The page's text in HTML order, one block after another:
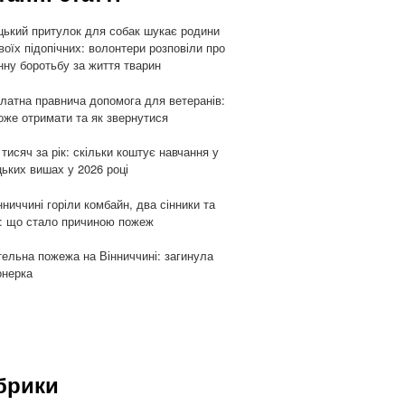
притулок для собак шукає родини
підопічних: волонтери розповіли про
боротьбу за життя тварин
правнича допомога для ветеранів:
отримати та як звернутися
за рік: скільки коштує навчання у
вишах у 2026 році
горіли комбайн, два сінники та
що стало причиною пожеж
пожежа на Вінниччині: загинула